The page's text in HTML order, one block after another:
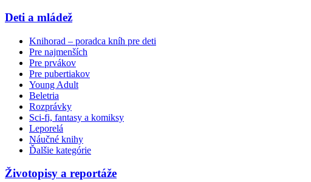
Deti a mládež
Knihorad – poradca kníh pre deti
Pre najmenších
Pre prvákov
Pre pubertiakov
Young Adult
Beletria
Rozprávky
Sci-fi, fantasy a komiksy
Leporelá
Náučné knihy
Ďalšie kategórie
Životopisy a reportáže